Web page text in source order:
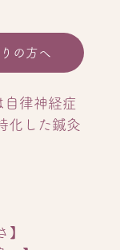
の方へ
自律神経症
化した鍼灸
】